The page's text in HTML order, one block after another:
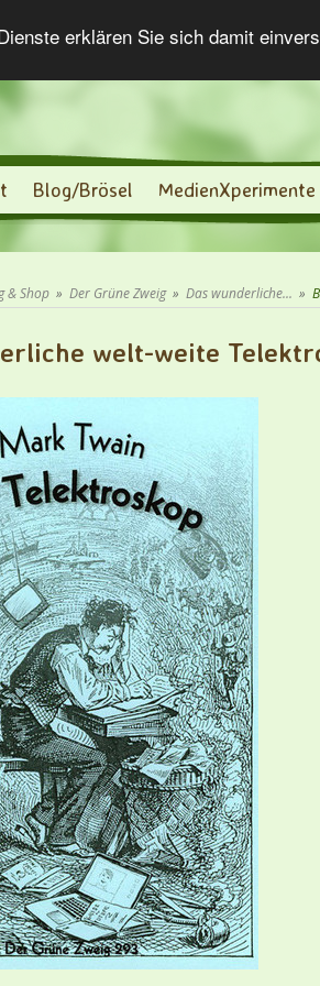
erklären Sie sich damit
Blog/Brösel MedienXperimente
& Shop » Der Grüne Zweig» Das wunderliche... »
welt-weite